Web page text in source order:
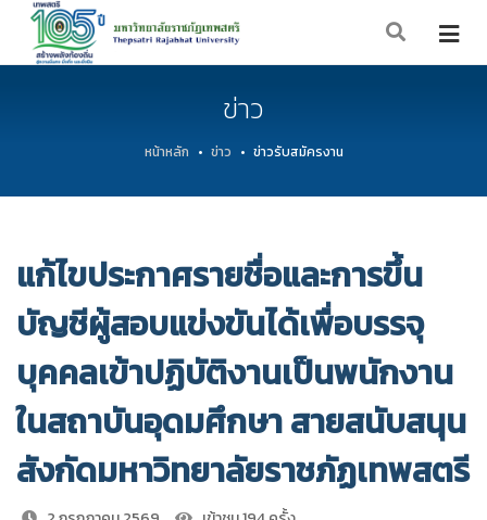
ข่าว
หน้าหลัก ข่าว ข่าวรับสมัครงาน
แก้ไขประกาศรายชื่อและการขึ้น
บัญชีผู้สอบแข่งขันได้เพื่อบรรจุ
บุคคลเข้าปฏิบัติงานเป็นพนักงาน
ในสถาบันอุดมศึกษา สายสนับสนุน
สังกัดมหาวิทยาลัยราชภัฏเทพสตรี